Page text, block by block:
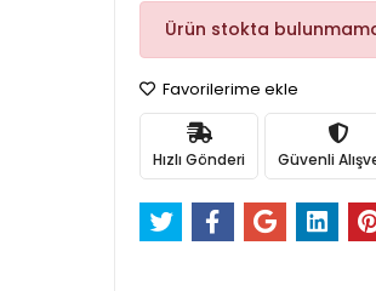
Ürün stokta
Favorilerime ekle
Hızlı Gönderi Güvenli